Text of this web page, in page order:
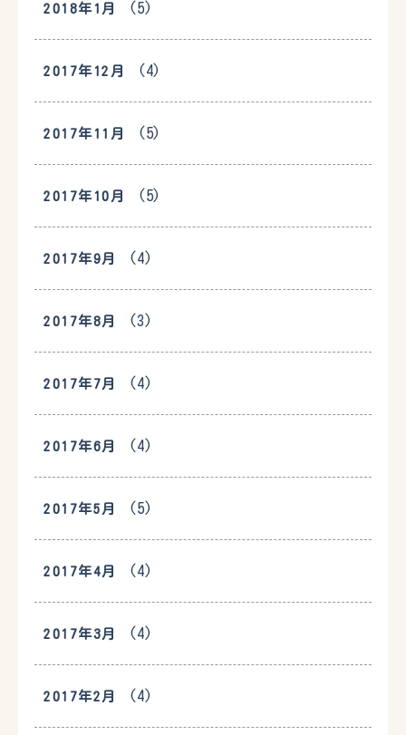
2018年1月 (5)
2017年12月 (4)
2017年11月 (5)
2017年10月 (5)
2017年9月 (4)
2017年8月 (3)
2017年7月 (4)
2017年6月 (4)
2017年5月 (5)
2017年4月 (4)
2017年3月 (4)
2017年2月 (4)